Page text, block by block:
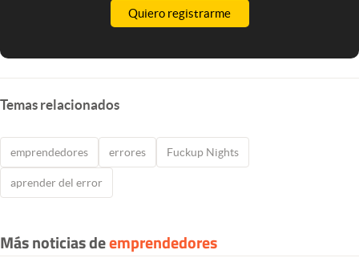
Quiero registrarme
Temas relacionados
emprendedores errores Fuckup Nights
aprender del error
Más noticias deemprendedores